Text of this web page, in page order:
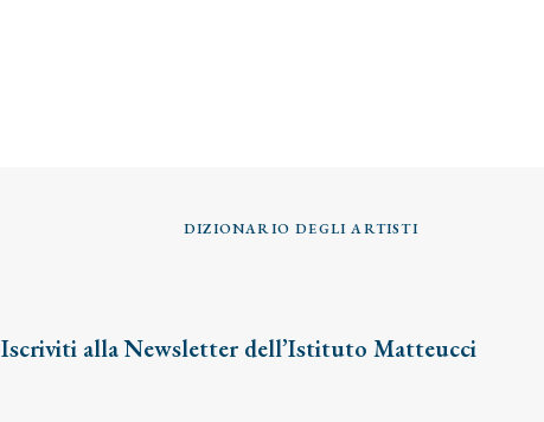
DIZIONARIO DEGLI ARTISTI
Iscriviti alla Newsletter dell’Istituto Matteucci